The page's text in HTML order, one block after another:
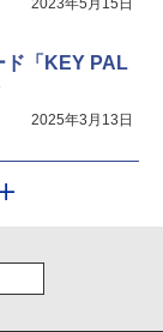
2023年5月15日
ド「KEY PAL
2025年3月13日